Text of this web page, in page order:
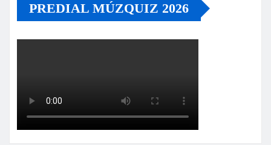
PREDIAL MÚZQUIZ 2026